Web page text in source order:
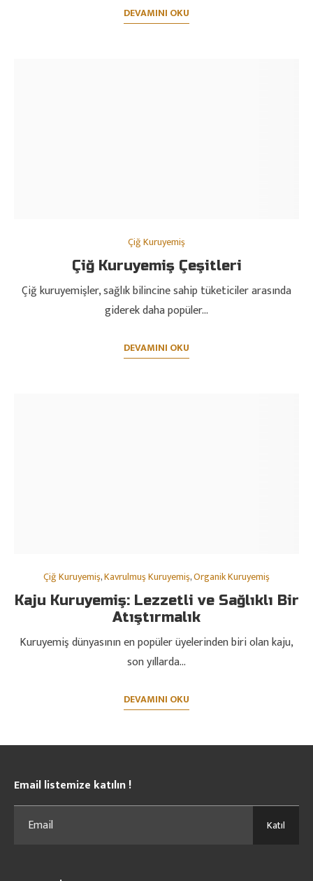
DEVAMINI OKU
Çiğ Kuruyemiş
Çiğ Kuruyemiş Çeşitleri
Çiğ kuruyemişler, sağlık bilincine sahip tüketiciler arasında
giderek daha popüler…
DEVAMINI OKU
Çiğ Kuruyemiş,Kavrulmuş Kuruyemiş,Organik Kuruyemiş
Kaju Kuruyemiş: Lezzetli ve Sağlıklı Bir
Atıştırmalık
Kuruyemiş dünyasının en popüler üyelerinden biri olan kaju,
son yıllarda…
DEVAMINI OKU
Email listemize katılın !
Katıl